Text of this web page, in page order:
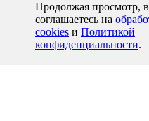
Продолжая просмотр,
соглашаетесь на
cookies и Политикой
конфиденциальности.